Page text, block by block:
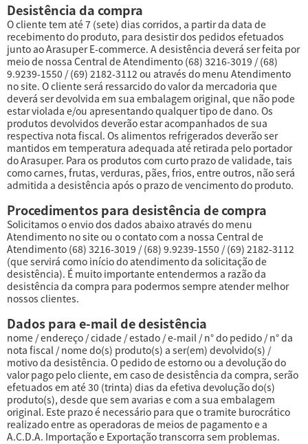
Desistência da compra
O cliente tem até 7 (sete) dias corridos, a partir da data de
recebimento do produto, para desistir dos pedidos efetuados
junto ao Arasuper E-commerce. A desistência deverá ser feita por
meio de nossa Central de Atendimento (68) 3216-3019 / (68)
9.9239-1550 / (69) 2182-3112 ou através do menu Atendimento
no site. O cliente será ressarcido do valor da mercadoria que
deverá ser devolvida em sua embalagem original, que não pode
estar violada e/ou apresentando qualquer tipo de dano. Os
produtos devolvidos deverão estar acompanhados de sua
respectiva nota fiscal. Os alimentos refrigerados deverão ser
mantidos em temperatura adequada até retirada pelo portador
do Arasuper. Para os produtos com curto prazo de validade, tais
como carnes, frutas, verduras, pães, frios, entre outros, não será
admitida a desistência após o prazo de vencimento do produto.
Procedimentos para desistência de compra
Solicitamos o envio dos dados abaixo através do menu
Atendimento no site ou o contato com a nossa Central de
Atendimento (68) 3216-3019 / (68) 9.9239-1550 / (69) 2182-3112
(que servirá como início do atendimento da solicitação de
desistência). É muito importante entendermos a razão da
desistência da compra para podermos sempre atender melhor
nossos clientes.
Dados para e-mail de desistência
nome / endereço / cidade / estado / e-mail / n° do pedido / n° da
nota fiscal / nome do(s) produto(s) a ser(em) devolvido(s) /
motivo da desistência. O pedido de estorno ou a devolução do
valor pago pelo cliente, em caso de desistência da compra, serão
efetuados em até 30 (trinta) dias da efetiva devolução do(s)
produto(s), desde que sem avarias e com a sua embalagem
original. Este prazo é necessário para que o tramite burocrático
realizado entre as operadoras de meios de pagamento e a
A.C.D.A. Importação e Exportação transcorra sem problemas.